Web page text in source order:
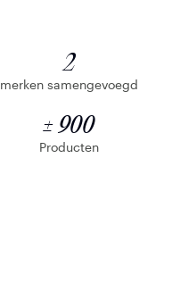
2
merken samengevoegd
± 900
Producten